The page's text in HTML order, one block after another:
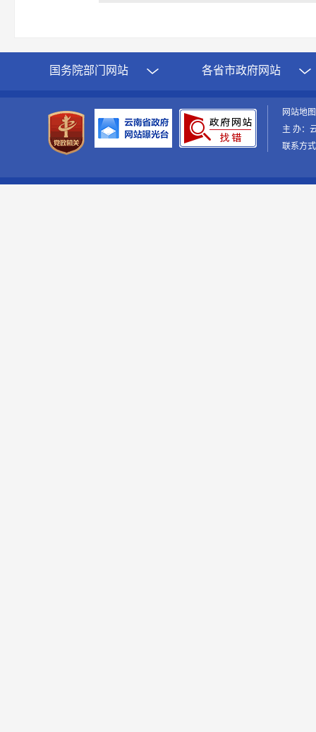
国务院部门网站 各省市政府网站
网站地
主 办：
联系方